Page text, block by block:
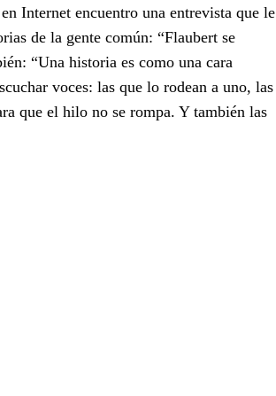
Internet encuentro una entrevista que le
de la gente común: “Flaubert se
“Una historia es como una cara
voces: las que lo rodean a uno, las
que el hilo no se rompa. Y también las